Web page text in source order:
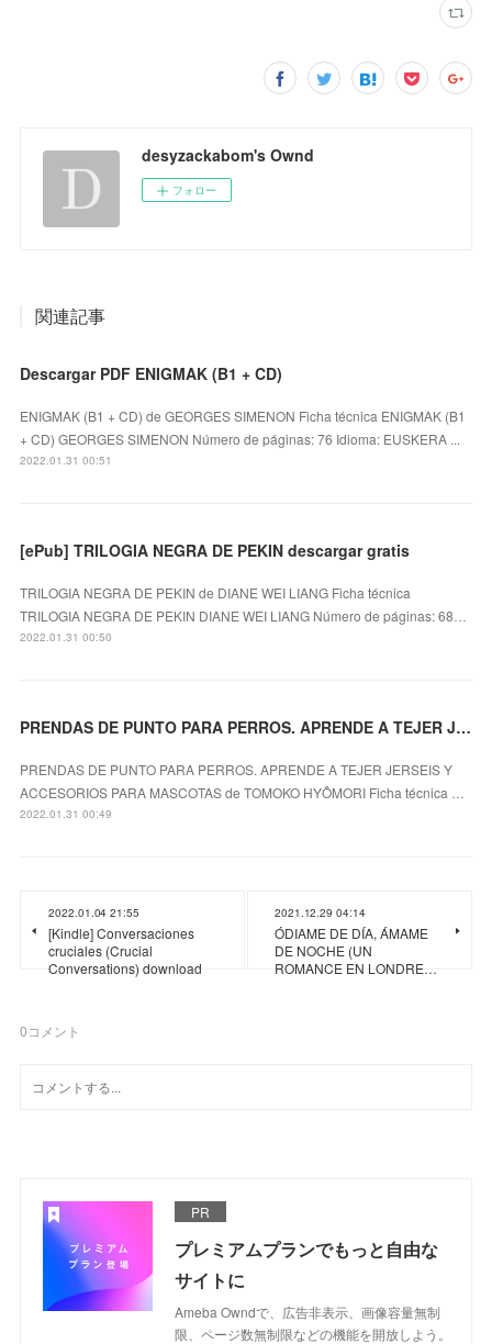
desyzackabom's Ownd
フォロー
関連記事
Descargar PDF ENIGMAK (B1 + CD)
ENIGMAK (B1 + CD) de GEORGES SIMENON Ficha técnica ENIGMAK (B1
+ CD) GEORGES SIMENON Número de páginas: 76 Idioma: EUSKERA ...
2022.01.31 00:51
[ePub] TRILOGIA NEGRA DE PEKIN descargar gratis
TRILOGIA NEGRA DE PEKIN de DIANE WEI LIANG Ficha técnica
TRILOGIA NEGRA DE PEKIN DIANE WEI LIANG Número de páginas: 68…
2022.01.31 00:50
PRENDAS DE PUNTO PARA PERROS. APRENDE A TEJER JERSEIS Y ACCESORIOS PARA MASCOTAS leer pdf
PRENDAS DE PUNTO PARA PERROS. APRENDE A TEJER JERSEIS Y
ACCESORIOS PARA MASCOTAS de TOMOKO HYÔMORI Ficha técnica …
2022.01.31 00:49
2022.01.04 21:55
[Kindle] Conversaciones
cruciales (Crucial
Conversations) download
2021.12.29 04:14
ÓDIAME DE DÍA, ÁMAME
DE NOCHE (UN
ROMANCE EN LONDRE…
0コメント
PR
プレミアムプランでもっと自由な
サイトに
Ameba Owndで、広告非表示、画像容量無制
限、ページ数無制限などの機能を開放しよう。